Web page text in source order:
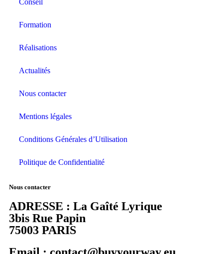
Conseil
Formation
Réalisations
Actualités
Nous contacter
Mentions légales
Conditions Générales d’Utilisation
Politique de Confidentialité
Nous contacter
ADRESSE : La Gaîté Lyrique
3bis Rue Papin
75003 PARIS